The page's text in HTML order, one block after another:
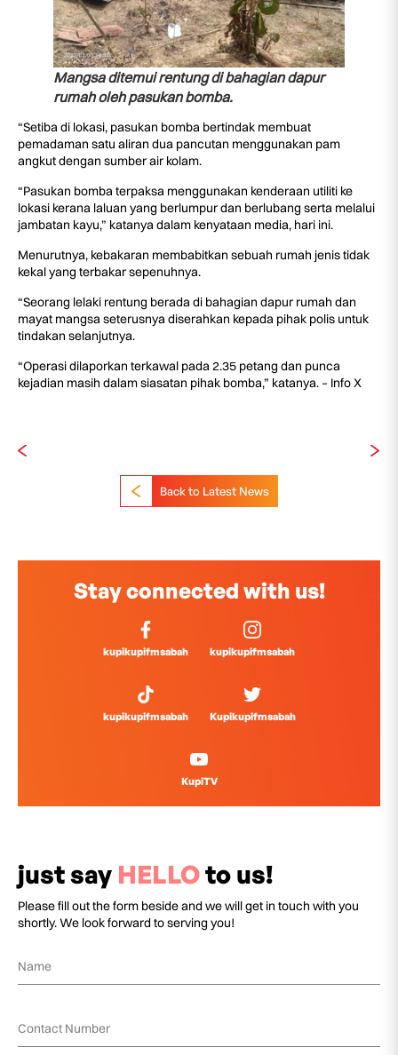
Mangsa ditemui rentung di bahagian dapur
rumah oleh pasukan bomba.
“Setiba di lokasi, pasukan bomba bertindak membuat
pemadaman satu aliran dua pancutan menggunakan pam
angkut dengan sumber air kolam.
“Pasukan bomba terpaksa menggunakan kenderaan utiliti ke
lokasi kerana laluan yang berlumpur dan berlubang serta melalui
jambatan kayu,” katanya dalam kenyataan media, hari ini.
Menurutnya, kebakaran membabitkan sebuah rumah jenis tidak
kekal yang terbakar sepenuhnya.
“Seorang lelaki rentung berada di bahagian dapur rumah dan
mayat mangsa seterusnya diserahkan kepada pihak polis untuk
tindakan selanjutnya.
“Operasi dilaporkan terkawal pada 2.35 petang dan punca
kejadian masih dalam siasatan pihak bomba,” katanya. – Info X
Back to Latest News
Stay connected with us!
kupikupifmsabah kupikupifmsabah
kupikupifmsabah Kupikupifmsabah
KupiTV
just say HELLOto us!
Please fill out the form beside and we will get in touch with you
shortly. We look forward to serving you!